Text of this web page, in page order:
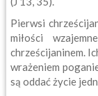
Pierwsi
miłości
chrześcijaninem.
wrażeniem
są oddać życie